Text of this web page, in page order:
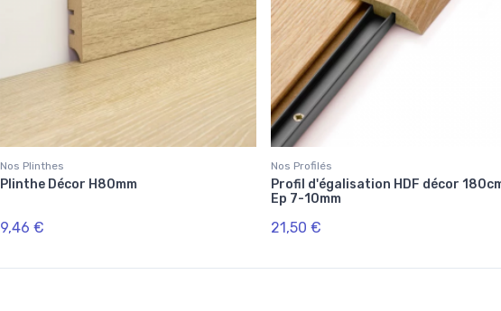
Nos Plinthes
Plinthe Décor H80mm
9,46 €
Nos Profilés
Profil d'égalisation HDF décor
Ep 7-10mm
21,50 €